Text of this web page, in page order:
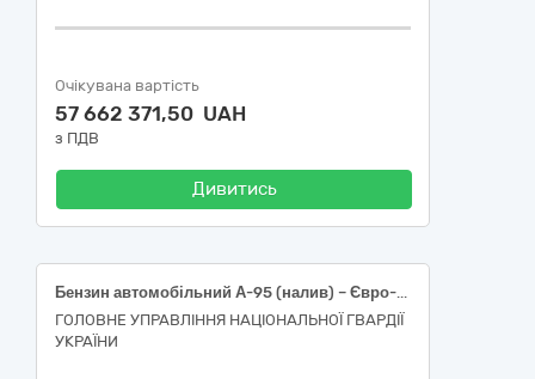
Очікувана вартість
57 662 371,50 UAH
з ПДВ
Дивитись
Бензин автомобільний А-95 (налив) – Євро-5 – Е5 (Е0, Е7, Е10)
ГОЛОВНЕ УПРАВЛІННЯ НАЦІОНАЛЬНОЇ ГВАРДІЇ
УКРАЇНИ